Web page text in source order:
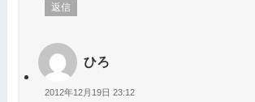
返信
ひろ
2012年12月19日 23:12